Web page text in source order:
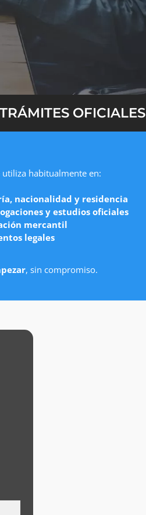
OFICIALES
habitualmente en:
nacionalidad y residencia
y estudios oficiales
mercantil
legales
, sin compromiso.